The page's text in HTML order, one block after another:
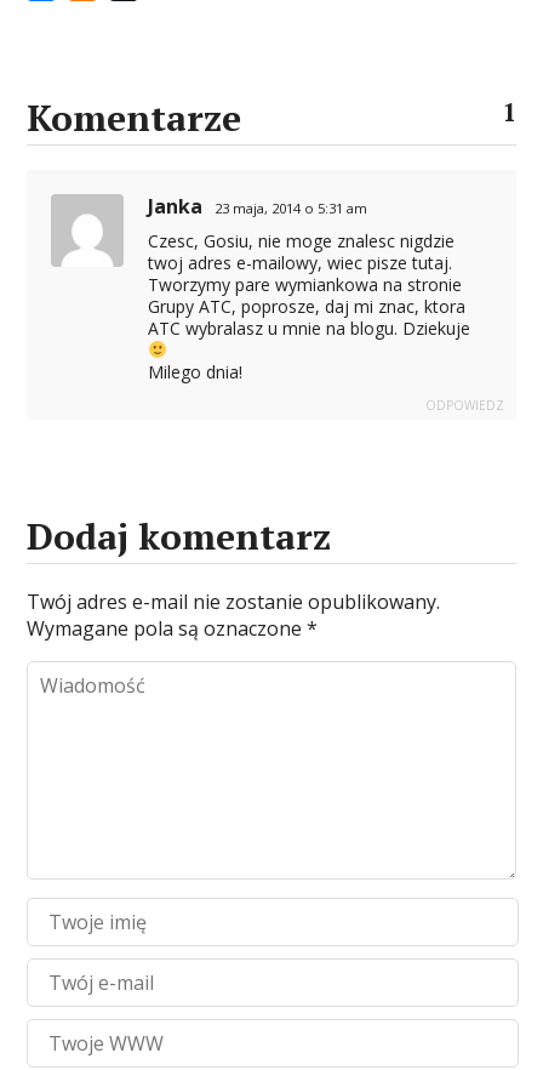
Komentarze 1
Janka 23 maja, 2014 o 5:31 am
Czesc, Gosiu, nie moge znalesc nigdzie
twoj adres e-mailowy, wiec pisze tutaj.
Tworzymy pare wymiankowa na stronie
Grupy ATC, poprosze, daj mi znac, ktora
ATC wybralasz u mnie na blogu. Dziekuje
Milego dnia!
ODPOWIEDZ
Dodaj komentarz
Twój adres e-mail nie zostanie opublikowany.
Wymagane pola są oznaczone*